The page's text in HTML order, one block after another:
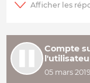
Compte
05 mars